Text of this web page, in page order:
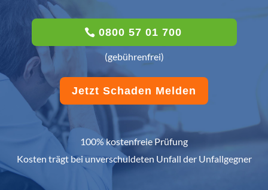
0800 57 01 700
(gebührenfrei)
Jetzt Schaden Melden
100% kostenfreie Prüfung
Kosten trägt bei unverschuldeten Unfall der Unfallgegner